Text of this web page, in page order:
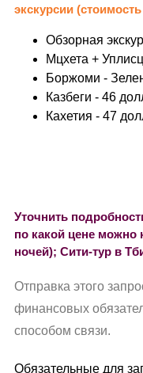
экскурсии
Обзорная
Мцхета +
Боржоми -
Казбеги - 46
Кахетия - 47
Уточнить
по какой цене можно
ночей); Сити-тур в
Отправка этого
финансовых
способом связи.
Обязательные для